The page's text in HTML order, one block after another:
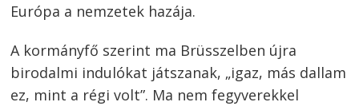
Európa a nemzetek hazája.
A kormányfő szerint ma Brüsszelben újra
birodalmi indulókat játszanak, „igaz, más dallam
ez, mint a régi volt”. Ma nem fegyverekkel